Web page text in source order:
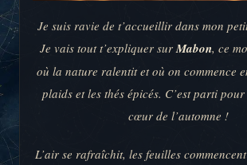
Je suis ravie de t’accueillir dans mon
Je vais tout t’expliquer surMabon, ce
où la nature ralentit et où on commence
plaids et les thés épicés. C’est parti
cœur de l’automne !
L’air se rafraîchit, les feuilles